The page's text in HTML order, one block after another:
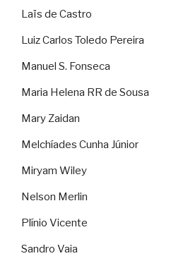
Laïs de Castro
Luiz Carlos Toledo Pereira
Manuel S. Fonseca
Maria Helena RR de Sousa
Mary Zaidan
Melchíades Cunha Júnior
Miryam Wiley
Nelson Merlin
Plínio Vicente
Sandro Vaia